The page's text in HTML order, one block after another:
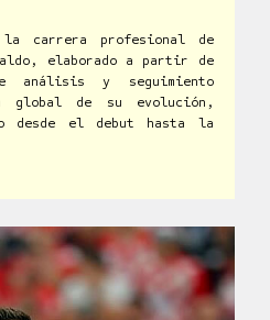
la carrera profesional de
elaborado a partir de
análisis y seguimiento
global de su evolución,
desde el debut hasta la